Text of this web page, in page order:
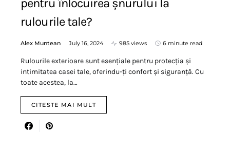
pentru înlocuirea șnurului la
rulourile tale?
Alex Muntean July 16, 2024 985 views 6 minute read
Rulourile exterioare sunt esențiale pentru protecția și
intimitatea casei tale, oferindu-ți confort și siguranță. Cu
toate acestea, la…
CITESTE MAI MULT